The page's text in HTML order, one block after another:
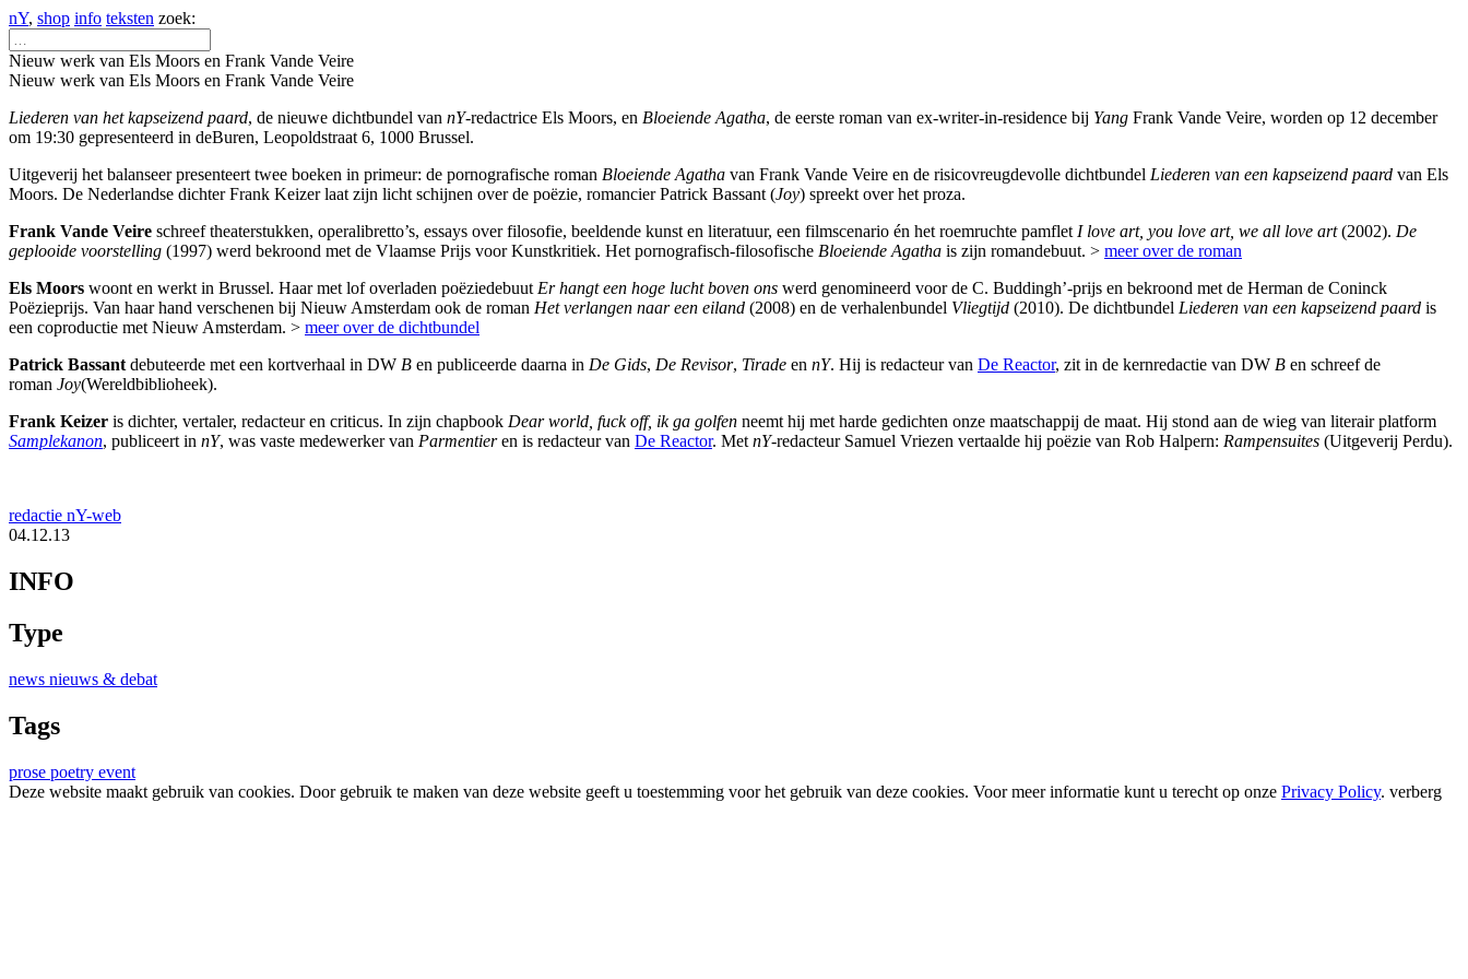
nY, shop info teksten zoek:
Nieuw werk van Els Moors en Frank Vande Veire
Nieuw werk van Els Moors en Frank Vande Veire
Liederen van het kapseizend paard, de nieuwe dichtbundel van nY-redactrice Els Moors, en Bloeiende Agatha, de eerste roman van ex-writer-in-residence bij Yang Frank Vande Veire, worden op 12 december
om 19:30 gepresenteerd in deBuren, Leopoldstraat 6, 1000 Brussel.
Uitgeverij het balanseer presenteert twee boeken in primeur: de pornografische roman Bloeiende Agatha van Frank Vande Veire en de risicovreugdevolle dichtbundel Liederen van een kapseizend paard van Els
Moors. De Nederlandse dichter Frank Keizer laat zijn licht schijnen over de poëzie, romancier Patrick Bassant (Joy) spreekt over het proza.
Frank Vande Veire schreef theaterstukken, operalibretto’s, essays over filosofie, beeldende kunst en literatuur, een filmscenario én het roemruchte pamflet I love art, you love art, we all love art(2002). De
geplooide voorstelling (1997) werd bekroond met de Vlaamse Prijs voor Kunstkritiek. Het pornografisch-filosofische Bloeiende Agatha is zijn romandebuut. > meer over de roman
Els Moors woont en werkt in Brussel. Haar met lof overladen poëziedebuut Er hangt een hoge lucht boven ons werd genomineerd voor de C. Buddingh’-prijs en bekroond met de Herman de Coninck
Poëzieprijs. Van haar hand verschenen bij Nieuw Amsterdam ook de roman Het verlangen naar een eiland (2008) en de verhalenbundel Vliegtijd (2010). De dichtbundel Liederen van een kapseizend paard is
een coproductie met Nieuw Amsterdam. > meer over de dichtbundel
Patrick Bassant debuteerde met een kortverhaal in DW B en publiceerde daarna in De Gids, De Revisor, Tirade en nY. Hij is redacteur van De Reactor, zit in de kernredactie van DW B en schreef de
roman Joy(Wereldbiblioheek).
Frank Keizer is dichter, vertaler, redacteur en criticus. In zijn chapbook Dear world, fuck off, ik ga golfen neemt hij met harde gedichten onze maatschappij de maat. Hij stond aan de wieg van literair platform
Samplekanon, publiceert in nY, was vaste medewerker van Parmentieren is redacteur van De Reactor. Met nY-redacteur Samuel Vriezen vertaalde hij poëzie van Rob Halpern: Rampensuites (Uitgeverij Perdu).
redactie nY-web
04.12.13
INFO
Type
news nieuws & debat
Tags
prose poetry event
Deze website maakt gebruik van cookies. Door gebruik te maken van deze website geeft u toestemming voor het gebruik van deze cookies. Voor meer informatie kunt u terecht op onze Privacy Policy. verberg